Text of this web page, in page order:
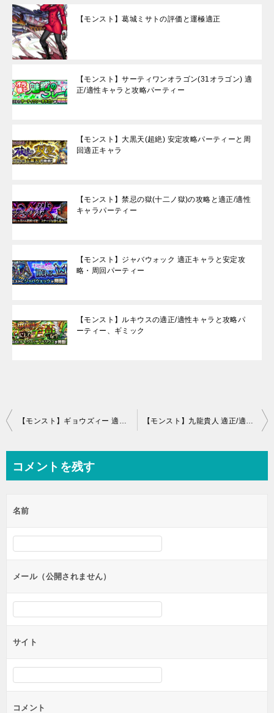
【モンスト】葛城ミサトの評価と運極適正
【モンスト】サーティワンオラゴン(31オラゴン) 適
正/適性キャラと攻略パーティー
【モンスト】大黒天(超絶) 安定攻略パーティーと周
回適正キャラ
【モンスト】禁忌の獄(十二ノ獄)の攻略と適正/適性
キャラパーティー
【モンスト】ジャバウォック 適正キャラと安定攻
略・周回パーティー
【モンスト】ルキウスの適正/適性キャラと攻略パ
ーティー、ギミック
投
ビ
ー
シ
ン
【モンスト】ギョウズィー 適正キャラと攻略パーティー、ギミック(餃子兵士) 【モンスト】九龍貴人 適正/適性キャラと安定攻略・周回パーティー
コメントを残す
名前
メール（公開されません）
サイト
コメント